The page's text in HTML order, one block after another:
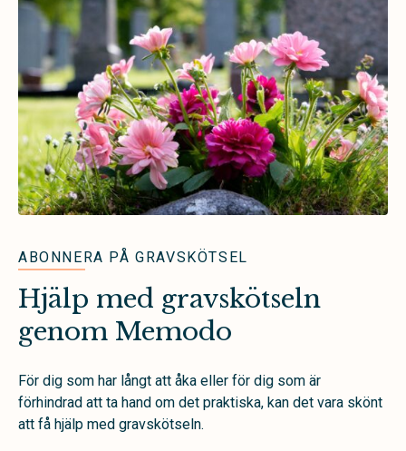
ABONNERA PÅ GRAVSKÖTSEL
Hjälp med gravskötseln
genom Memodo
För dig som har långt att åka eller för dig som är
förhindrad att ta hand om det praktiska, kan det vara skönt
att få hjälp med gravskötseln.